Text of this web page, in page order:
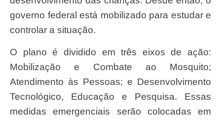
governo federal está mobilizado para estudar e
controlar a situação.
O plano é dividido em três eixos de ação:
Mobilização e Combate ao Mosquito;
Atendimento às Pessoas; e Desenvolvimento
Tecnológico, Educação e Pesquisa. Essas
medidas emergenciais serão colocadas em